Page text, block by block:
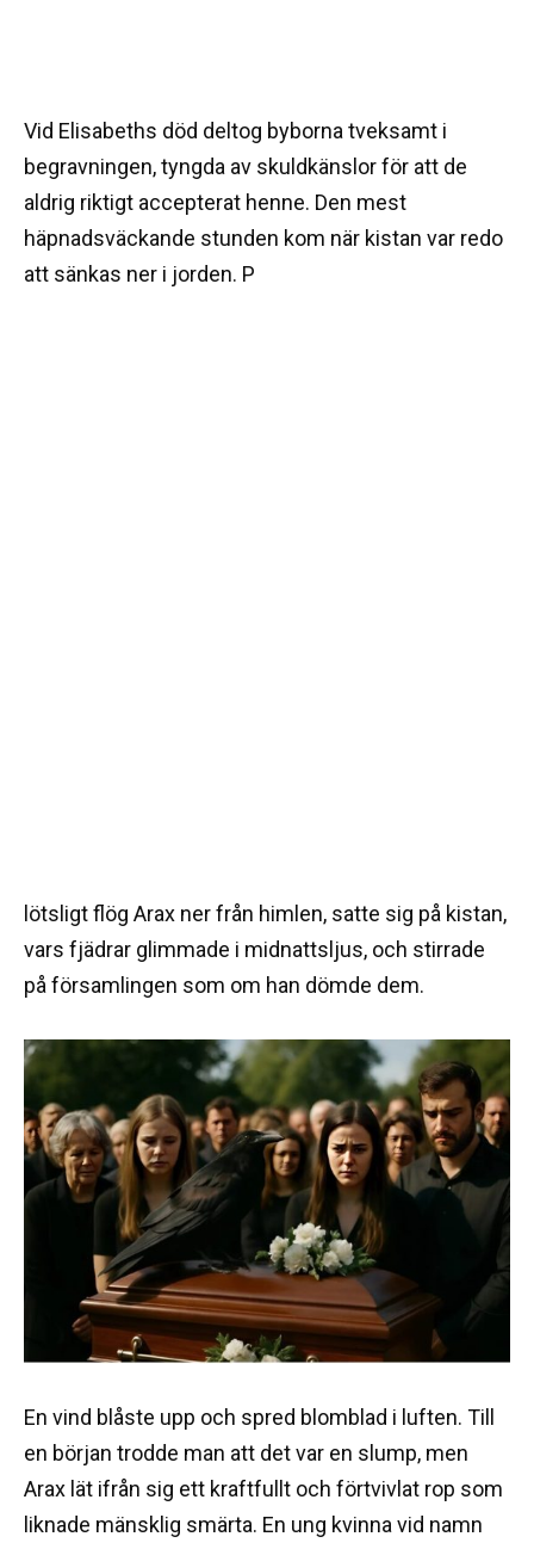
Vid Elisabeths död deltog byborna tveksamt i
begravningen, tyngda av skuldkänslor för att de
aldrig riktigt accepterat henne. Den mest
häpnadsväckande stunden kom när kistan var redo
att sänkas ner i jorden. P
lötsligt flög Arax ner från himlen, satte sig på kistan,
vars fjädrar glimmade i midnattsljus, och stirrade
på församlingen som om han dömde dem.
En vind blåste upp och spred blomblad i luften. Till
en början trodde man att det var en slump, men
Arax lät ifrån sig ett kraftfullt och förtvivlat rop som
liknade mänsklig smärta. En ung kvinna vid namn